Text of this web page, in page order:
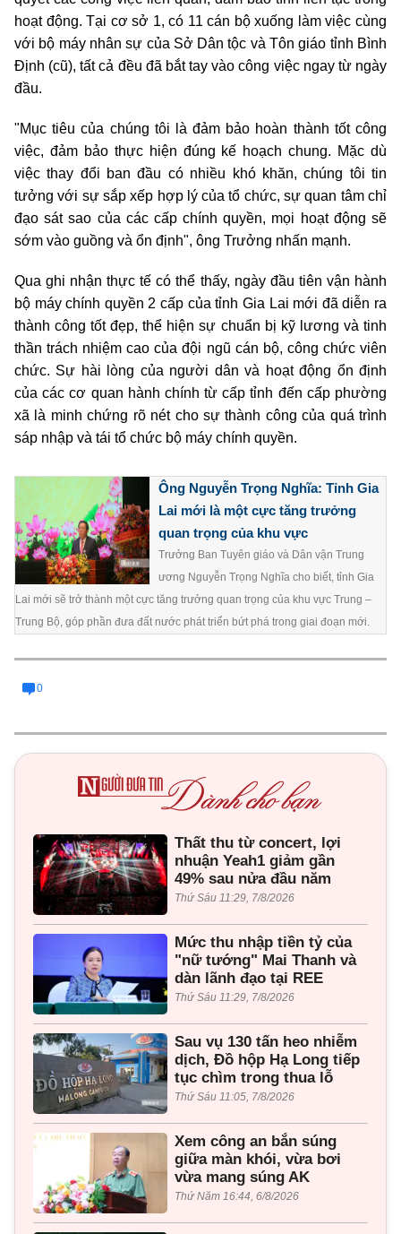
hoạt động. Tại cơ sở 1, có 11 cán bộ xuống làm việc cùng
với bộ máy nhân sự của Sở Dân tộc và Tôn giáo tỉnh Bình
Định (cũ), tất cả đều đã bắt tay vào công việc ngay từ ngày
đầu.
"Mục tiêu của chúng tôi là đảm bảo hoàn thành tốt công
việc, đảm bảo thực hiện đúng kế hoạch chung. Mặc dù
việc thay đổi ban đầu có nhiều khó khăn, chúng tôi tin
tưởng với sự sắp xếp hợp lý của tổ chức, sự quan tâm chỉ
đạo sát sao của các cấp chính quyền, mọi hoạt động sẽ
sớm vào guồng và ổn định", ông Trưởng nhấn mạnh.
Qua ghi nhận thực tế có thể thấy, ngày đầu tiên vận hành
bộ máy chính quyền 2 cấp của tỉnh Gia Lai mới đã diễn ra
thành công tốt đẹp, thể hiện sự chuẩn bị kỹ lương và tinh
thần trách nhiệm cao của đội ngũ cán bộ, công chức viên
chức. Sự hài lòng của người dân và hoạt động ổn định
của các cơ quan hành chính từ cấp tỉnh đến cấp phường
xã là minh chứng rõ nét cho sự thành công của quá trình
sáp nhập và tái tổ chức bộ máy chính quyền.
Ông Nguyễn Trọng Nghĩa: Tỉnh Gia
Lai mới là một cực tăng trưởng
quan trọng của khu vực
Trưởng Ban Tuyên giáo và Dân vận Trung
ương Nguyễn Trọng Nghĩa cho biết, tỉnh Gia
Lai mới sẽ trở thành một cực tăng trưởng quan trọng của khu vực Trung –
Trung Bộ, góp phần đưa đất nước phát triển bứt phá trong giai đoạn mới.
0
Thất thu từ concert, lợi
nhuận Yeah1 giảm gần
49% sau nửa đầu năm
Thứ Sáu 11:29, 7/8/2026
Mức thu nhập tiền tỷ của
"nữ tướng" Mai Thanh và
dàn lãnh đạo tại REE
Thứ Sáu 11:29, 7/8/2026
Sau vụ 130 tấn heo nhiễm
dịch, Đồ hộp Hạ Long tiếp
tục chìm trong thua lỗ
Thứ Sáu 11:05, 7/8/2026
Xem công an bắn súng
giữa màn khói, vừa bơi
vừa mang súng AK
Thứ Năm 16:44, 6/8/2026